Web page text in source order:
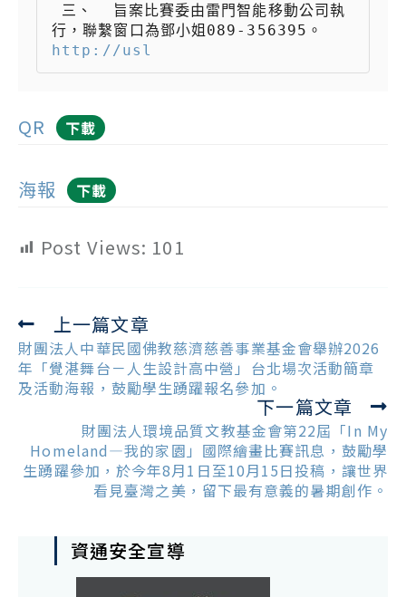
http://usl
QR 下載
海報 下載
Post Views: 101
Read
more
articles
上一篇文章
財團法人中華民國佛教慈濟慈善事業基金會舉辦2026
年「覺湛舞台－人生設計高中營」台北場次活動簡章
及活動海報，鼓勵學生踴躍報名參加。
下一篇文章
財團法人環境品質文教基金會第22屆「In My
Homeland—我的家園」國際繪畫比賽訊息，鼓勵學
生踴躍參加，於今年8月1日至10月15日投稿，讓世界
看見臺灣之美，留下最有意義的暑期創作。
資通安全宣導